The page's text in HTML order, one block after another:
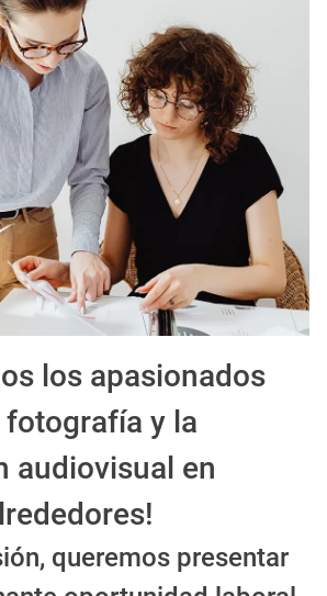
los apasionados
fotografía y la
audiovisual en
queremos presentar